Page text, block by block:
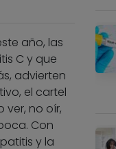
año, las
C y que
advierten
el cartel
no oír,
Con
y la